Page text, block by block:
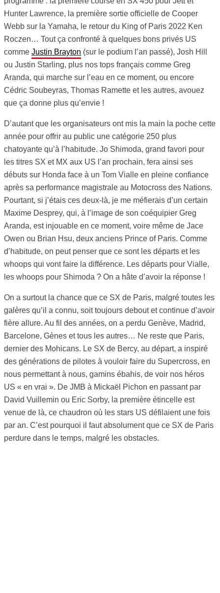
Hunter Lawrence, la première sortie officielle de Cooper
Webb sur la Yamaha, le retour du King of Paris 2022 Ken
Roczen… Tout ça confronté à quelques bons privés US
comme Justin Brayton (sur le podium l’an passé), Josh Hill
ou Justin Starling, plus nos tops français comme Greg
Aranda, qui marche sur l’eau en ce moment, ou encore
Cédric Soubeyras, Thomas Ramette et les autres, avouez
que ça donne plus qu’envie !
D’autant que les organisateurs ont mis la main la poche cette
année pour offrir au public une catégorie 250 plus
chatoyante qu’à l’habitude. Jo Shimoda, grand favori pour
les titres SX et MX aux US l’an prochain, fera ainsi ses
débuts sur Honda face à un Tom Vialle en pleine confiance
après sa performance magistrale au Motocross des Nations.
Pourtant, si j’étais ces deux-là, je me méfierais d’un certain
Maxime Desprey, qui, à l’image de son coéquipier Greg
Aranda, est injouable en ce moment, voire même de Jace
Owen ou Brian Hsu, deux anciens Prince of Paris. Comme
d’habitude, on peut penser que ce sont les départs et les
whoops qui vont faire la différence. Les départs pour Vialle,
les whoops pour Shimoda ? On a hâte d’avoir la réponse !
On a surtout la chance que ce SX de Paris, malgré toutes les
galères qu’il a connu, soit toujours debout et continue d’avoir
fière allure. Au fil des années, on a perdu Genève, Madrid,
Barcelone, Gènes et tous les autres… Ne reste que Paris,
dernier des Mohicans. Le SX de Bercy, au départ, a inspiré
des générations de pilotes à vouloir faire du Supercross, en
nous permettant à nous, gamins ébahis, de voir nos héros
US « en vrai ». De JMB à Mickaël Pichon en passant par
David Vuillemin ou Eric Sorby, la première étincelle est
venue de là, ce chaudron où les stars US défilaient une fois
par an. C’est pourquoi il faut absolument que ce SX de Paris
perdure dans le temps, malgré les obstacles.